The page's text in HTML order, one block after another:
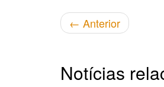
← Anterior
Notícias